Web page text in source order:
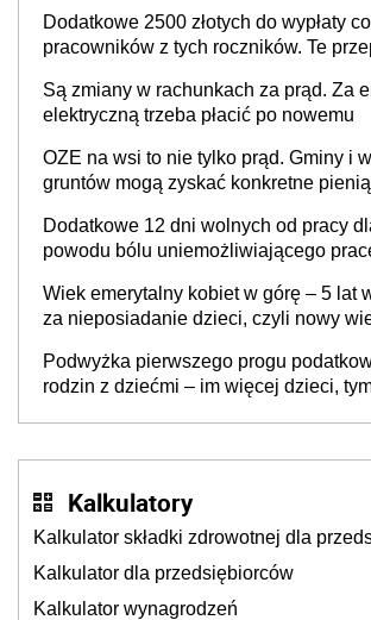
Dodatkowe 2500 złotych do wypłaty
pracowników z tych roczników. Te
Są zmiany w rachunkach za prąd. Za
elektryczną trzeba płacić po nowemu
OZE na wsi to nie tylko prąd. Gminy i
gruntów mogą zyskać konkretne
Dodatkowe 12 dni wolnych od pracy
powodu bólu uniemożliwiającego
obowiązuje
Wiek emerytalny kobiet w górę – 5 lat
za nieposiadanie dzieci, czyli nowy
są dobre, potrzebne zmiany”
Podwyżka pierwszego progu
rodzin z dziećmi – im więcej dzieci,
Kalkulatory
Kalkulator składki zdrowotnej dla
Kalkulator dla przedsiębiorców
Kalkulator wynagrodzeń